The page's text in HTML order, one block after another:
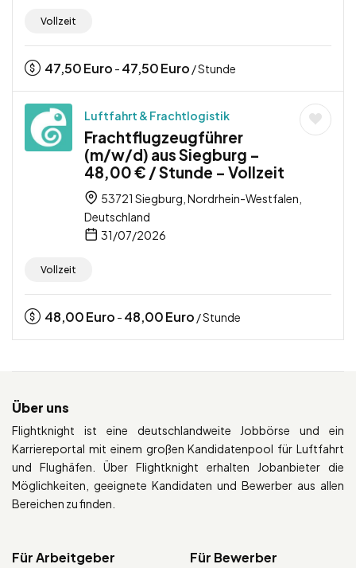
Vollzeit
47,50Euro - 47,50Euro / Stunde
Luftfahrt & Frachtlogistik
Frachtflugzeugführer
(m/w/d) aus Siegburg –
48,00 € / Stunde – Vollzeit
53721 Siegburg, Nordrhein-Westfalen,
Deutschland
31/07/2026
Vollzeit
48,00Euro - 48,00Euro / Stunde
Über uns
Flightknight ist eine deutschlandweite Jobbörse und ein
Karriereportal mit einem großen Kandidatenpool für Luftfahrt
und Flughäfen. Über Flightknight erhalten Jobanbieter die
Möglichkeiten, geeignete Kandidaten und Bewerber aus allen
Bereichen zu finden.
Für Arbeitgeber Für Bewerber